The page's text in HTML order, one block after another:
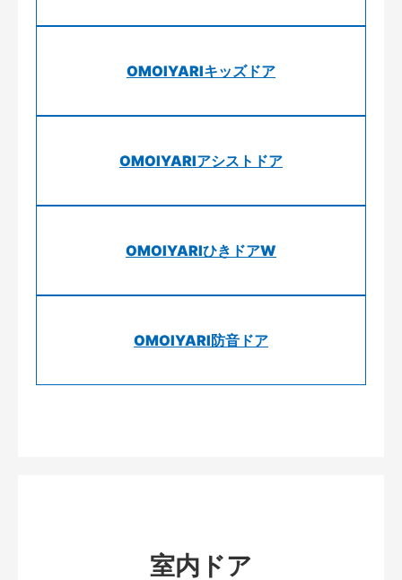
OMOIYARIキッズドア
OMOIYARIアシストドア
OMOIYARIひきドアW
OMOIYARI防音ドア
室内ドア